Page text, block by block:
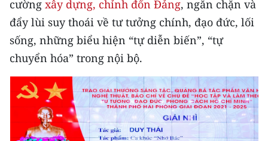
cường xây dựng, chỉnh đốn Đảng, ngăn chặn và
đẩy lùi suy thoái về tư tưởng chính, đạo đức, lối
sống, những biểu hiện “tự diễn biến”, “tự
chuyển hóa” trong nội bộ.